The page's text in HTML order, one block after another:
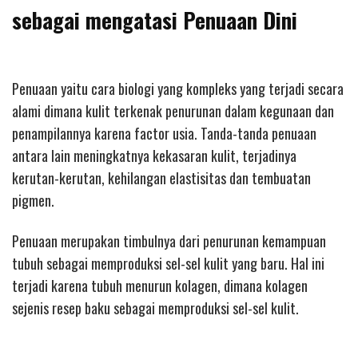
sebagai mengatasi Penuaan Dini
Penuaan yaitu cara biologi yang kompleks yang terjadi secara
alami dimana kulit terkenak penurunan dalam kegunaan dan
penampilannya karena factor usia. Tanda-tanda penuaan
antara lain meningkatnya kekasaran kulit, terjadinya
kerutan-kerutan, kehilangan elastisitas dan tembuatan
pigmen.
Penuaan merupakan timbulnya dari penurunan kemampuan
tubuh sebagai memproduksi sel-sel kulit yang baru. Hal ini
terjadi karena tubuh menurun kolagen, dimana kolagen
sejenis resep baku sebagai memproduksi sel-sel kulit.